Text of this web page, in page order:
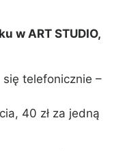
w ART STUDIO,
telefonicznie –
40 zł za jedną